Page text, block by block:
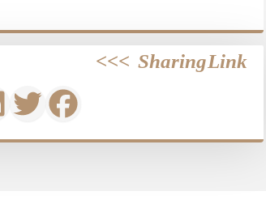
Sharing Link
>>>